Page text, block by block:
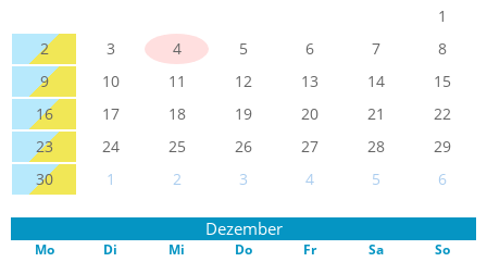
1
2
3 4 5 6 7
8
9
10 11 12 13 14
15
16
17 18 19 20 21
22
23
24 25 26 27 28
29
30
1 2 3 4 5 6
Dezember
Mo Di Mi Do Fr Sa So